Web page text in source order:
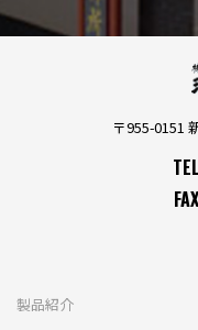
〒955-0151
製品紹介